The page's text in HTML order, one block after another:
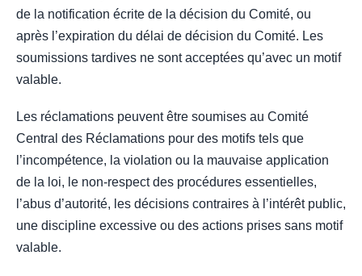
de la notification écrite de la décision du Comité, ou
après l’expiration du délai de décision du Comité. Les
soumissions tardives ne sont acceptées qu’avec un motif
valable.
Les réclamations peuvent être soumises au Comité
Central des Réclamations pour des motifs tels que
l’incompétence, la violation ou la mauvaise application
de la loi, le non-respect des procédures essentielles,
l’abus d’autorité, les décisions contraires à l’intérêt public,
une discipline excessive ou des actions prises sans motif
valable.